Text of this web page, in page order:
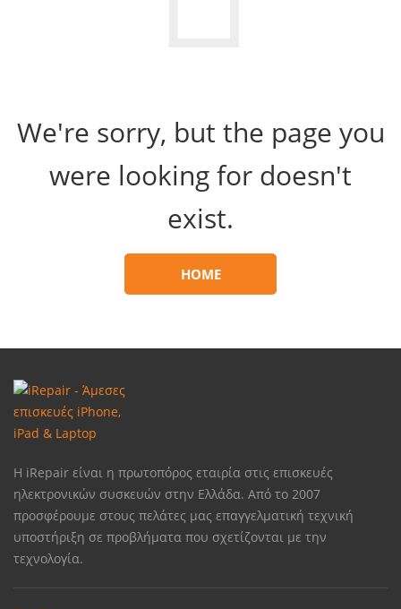
We're sorry, but the page you
were looking for doesn't
exist.
HOME
Η iRepair είναι η πρωτοπόρος εταιρία στις επισκευές
ηλεκτρονικών συσκευών στην Ελλάδα. Από το 2007
προσφέρουμε στους πελάτες μας επαγγελματική τεχνική
υποστήριξη σε προβλήματα που σχετίζονται με την
τεχνολογία.